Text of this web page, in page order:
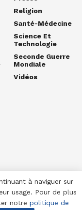
Religion
Santé-Médecine
Science Et
Technologie
Seconde Guerre
Mondiale
Vidéos
à naviguer sur
usage. Pour de plus
notre politique de